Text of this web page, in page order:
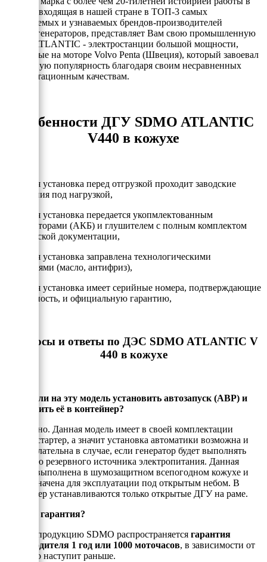
России, входящая в нашей стране в ТОП-3 самых
продаваемых и узнаваемых брендов-производителей
электрогенераторов, представляет Вам свою промышленную
серию ATLANTIC - электростанции большой мощности,
собранные на моторе Volvo Penta (Швеция), который завоевал
всемирную популярность благодаря своим несравненных
эксплуатационным качествам.
Особенности ДГУ SDMO ATLANTIC
V440 в кожухе
- Каждая установка перед отгрузкой проходит заводские
испытания под нагрузкой,
- Каждая установка передается укопмлектованным
аккумулторами (АКБ) и глушителем с полным комплектом
технической документации,
- Каждая установка заправлена технологическими
жидкостями (масло, антифриз),
- Каждая установка имеет серийные номера, подтверждающие
подлинность, и официальную гарантию,
Вопросы и ответы по ДЭС SDMO ATLANTIC V
440 в кожухе
Можно ли на эту модель установить автозапуск (АВР) и
установить её в контейнер?
Да, можно. Данная модель имеет в своей комплектации
электростартер, а значит установка автоматики возможна и
даже желательна в случае, если генератор будет выполнять
функцию резервного источника электропитания. Данная
модель выполнена в шумозащитном всепогодном кожухе и
предназначена для эксплуатации под открытым небом. В
контейнер устанавливаются только открытые ДГУ на раме.
Есть ли гарантия?
На всю продукцию SDMO распространяется гарантия
производителя 1 год или 1000 моточасов, в зависимости от
того, что наступит раньше.